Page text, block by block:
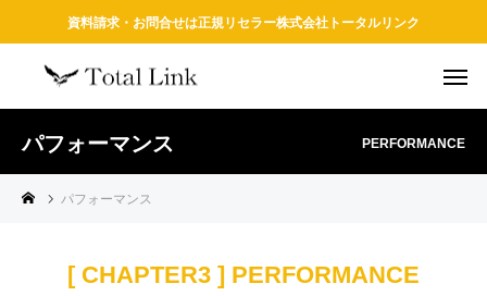
資料請求・お問合せは正規リセラー株式会社トータルリンク
パフォーマンス PERFORMANCE
パフォーマンス
[ CHAPTER3 ] PERFORMANCE